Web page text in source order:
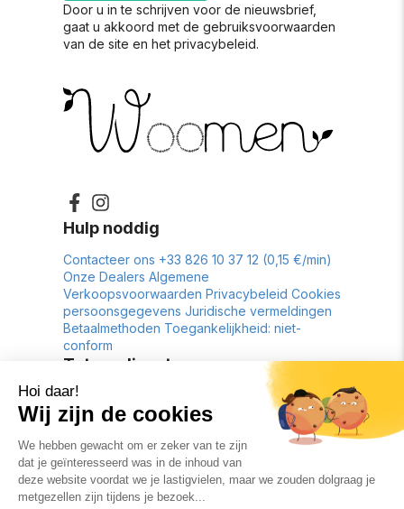
Door u in te schrijven voor de nieuwsbrief,
gaat u akkoord met de gebruiksvoorwaarden
van de site en het privacybeleid.
Hulp noddig
Contacteer ons +33 826 10 37 12 (0,15 €/min)
Onze Dealers Algemene
Verkoopsvoorwaarden Privacybeleid Cookies
persoonsgegevens Juridische vermeldingen
Betaalmethoden Toegankelijkheid: niet-
conform
Tot uw dienst
Retour tot 30 dagen Gratis levering*
Betreffend
GeschiedenisContactformulier